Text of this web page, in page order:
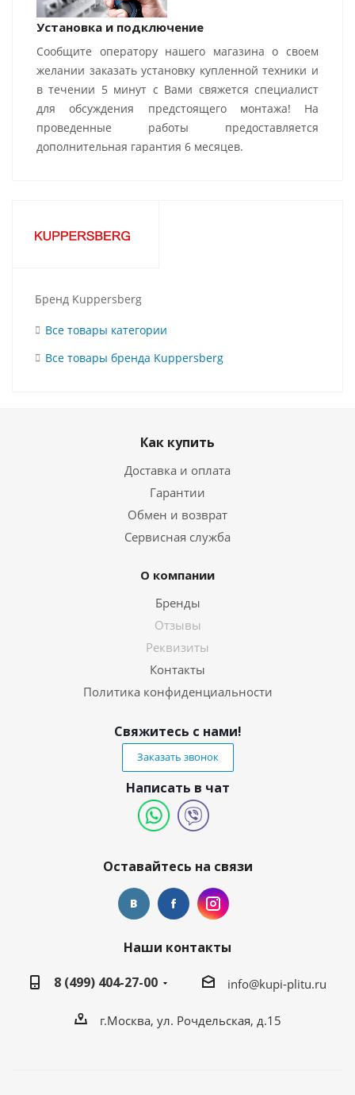
Установка и подключение
Сообщите оператору нашего магазина о своем
желании заказать установку купленной техники и
в течении 5 минут с Вами свяжется специалист
для обсуждения предстоящего монтажа! На
проведенные работы предоставляется
дополнительная гарантия 6 месяцев.
Бренд Kuppersberg
Все товары категории
Все товары бренда Kuppersberg
Как купить
Доставка и оплата
Гарантии
Обмен и возврат
Сервисная служба
О компании
Бренды
Отзывы
Реквизиты
Контакты
Политика конфиденциальности
Свяжитесь с нами!
Заказать звонок
Написать в чат
Оставайтесь на связи
Наши контакты
8 (499) 404-27-00
info@kupi-plitu.ru
г.Москва, ул. Рочдельская, д.15